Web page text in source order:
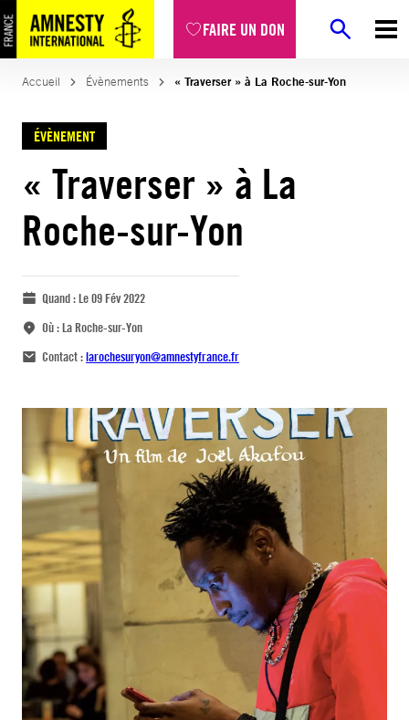
FAIRE UN DON
Accueil Évènements « Traverser » à La Roche-sur-Yon
ÉVÈNEMENT
« Traverser » à La
Roche-sur-Yon
Quand :Le 09 Fév 2022
Où :La Roche-sur-Yon
Contact :larochesuryon@amnestyfrance.fr